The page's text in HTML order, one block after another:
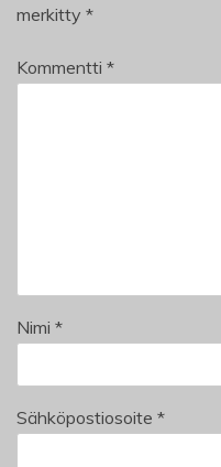
merkitty *
Kommentti *
Nimi *
Sähköpostiosoite *